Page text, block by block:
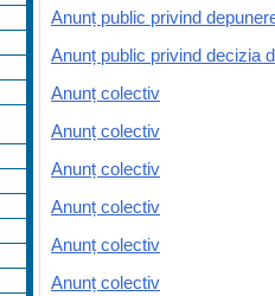
Anunț public privind
Anunț public privind decizia
Anunț colectiv
Anunț colectiv
Anunț colectiv
Anunț colectiv
Anunț colectiv
Anunț colectiv